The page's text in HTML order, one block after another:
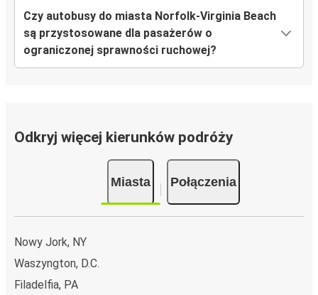
Czy autobusy do miasta Norfolk-Virginia Beach
są przystosowane dla pasażerów o
ograniczonej sprawności ruchowej?
Odkryj więcej kierunków podróży
Miasta Połączenia
Nowy Jork, NY
Waszyngton, D.C.
Filadelfia, PA